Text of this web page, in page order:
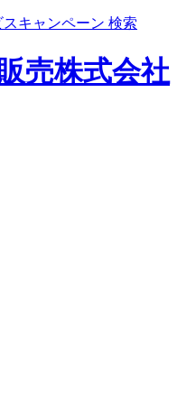
キャンペーン 検索